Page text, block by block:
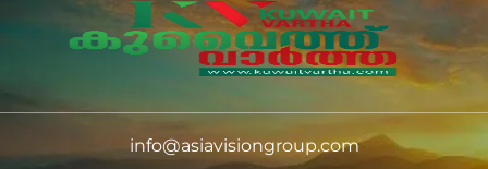
info@asiavisiongroup.com